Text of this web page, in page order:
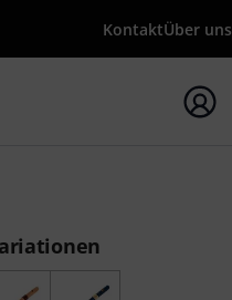
KontaktÜber uns
{searchTerm} starten